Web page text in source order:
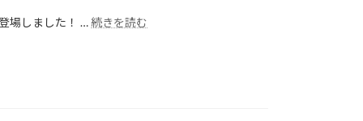
場しました！ …続きを読む